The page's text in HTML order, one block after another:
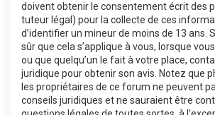
doivent obtenir le consentement écrit des
tuteur légal) pour la collecte de ces
d’identifier un mineur de moins de 13 ans.
sûr que cela s’applique à vous, lorsque
ou que quelqu’un le fait à votre place,
juridique pour obtenir son avis. Notez que
les propriétaires de ce forum ne peuvent
conseils juridiques et ne sauraient être